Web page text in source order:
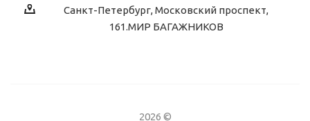
Санкт-Петербург, Московский проспект,
161.МИР БАГАЖНИКОВ
2026 ©